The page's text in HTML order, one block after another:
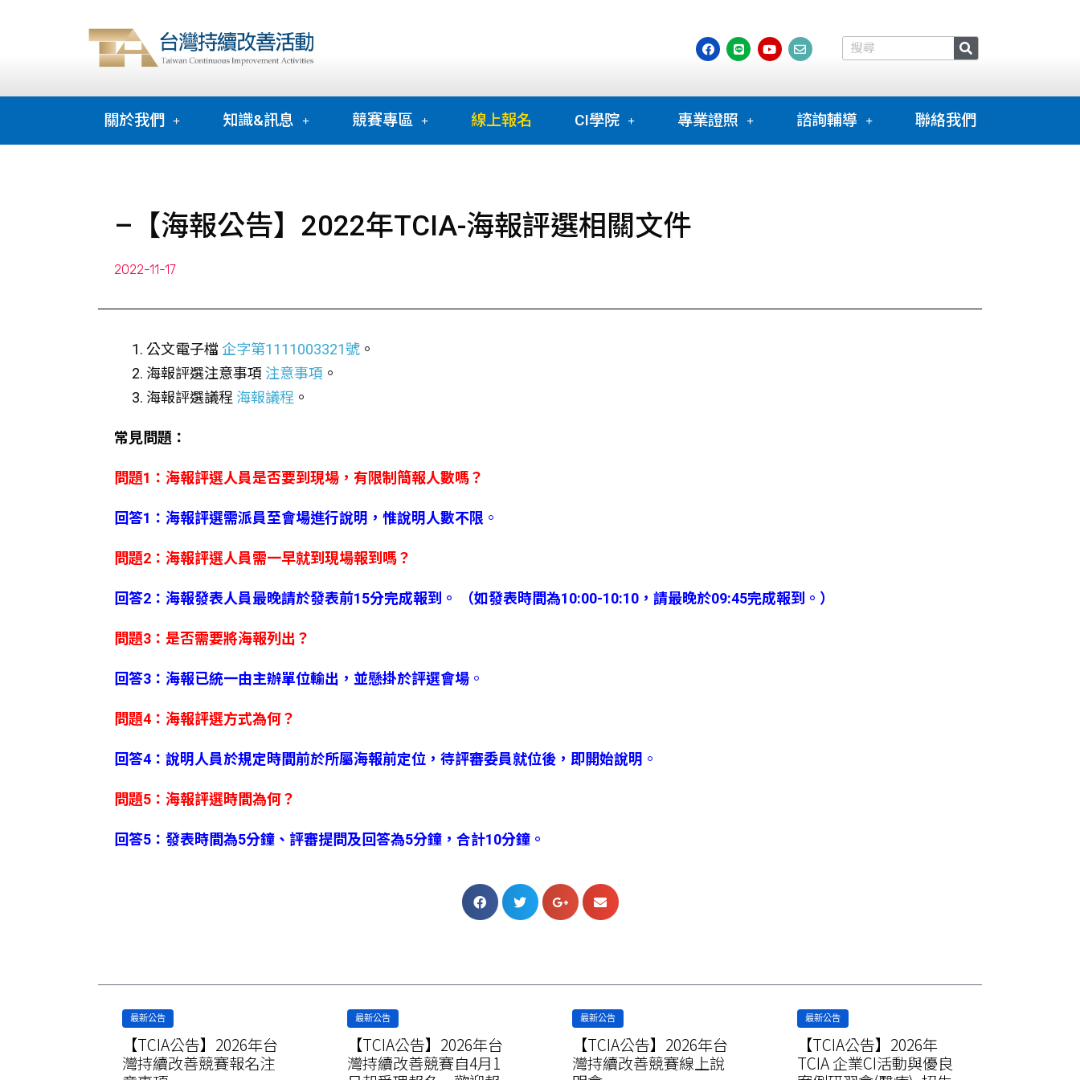
關於我們 知識&訊息 競賽專區 線上報名 CI學院 專業證照 諮詢輔導 聯絡我們
–【海報公告】2022年TCIA-海報評選相關文件
2022-11-17
公文電子檔 企字第1111003321號 。
海報評選注意事項 注意事項 。
海報評選議程 海報議程 。
常見問題：
問題1：海報評選人員是否要到現場，有限制簡報人數嗎？
回答1：海報評選需派員至會場進行說明，惟說明人數不限 。
問題2：海報評選人員需一早就到現場報到嗎？
回答2：海報發表人員最晚請於發表前15分完成報到。 （如發表時間為10:00-10:10，請最晚於09:45完成報到。）
問題3：是否需要將海報列出？
回答3：海報已統一由主辦單位輸出，並懸掛於評選會場 。
問題4：海報評選方式為何？
回答4：說明人員於規定時間前於所屬海報前定位，待評審委員就位後，即開始說明 。
問題5：海報評選時間為何？
回答5：發表時間為5分鐘、評審提問及回答為5分鐘，合計10分鐘。
最新公告
【TCIA公告】2026年台
灣持續改善競賽報名注
最新公告
【TCIA公告】2026年台
灣持續改善競賽自4月1
最新公告
【TCIA公告】2026年台
灣持續改善競賽線上說
最新公告
【TCIA公告】2026年
TCIA 企業CI活動與優良